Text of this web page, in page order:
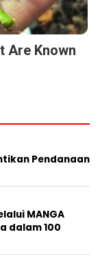
Are Known
Pendanaan
MANGA
dalam 100